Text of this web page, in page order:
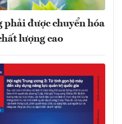
phải được chuyển hóa
lượng cao